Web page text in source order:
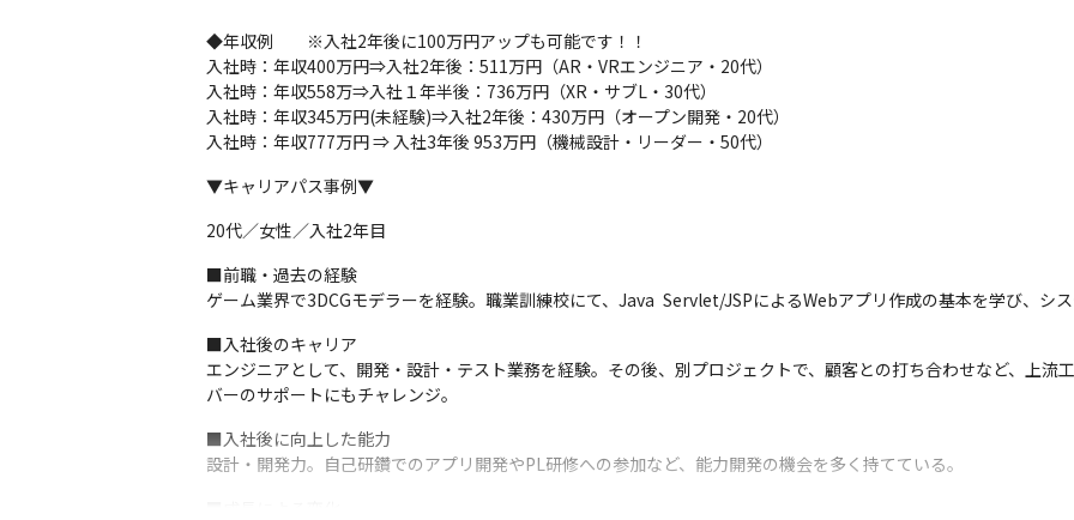
◆年収例　　※入社2年後に100万円アップも可能です！！
入社時：年収400万円⇒入社2年後：511万円（AR・VRエンジニア・20代）
入社時：年収558万⇒入社１年半後：736万円（XR・サブL・30代）
入社時：年収345万円(未経験)⇒入社2年後：430万円（オープン開発・20代）
入社時：年収777万円 ⇒ 入社3年後 953万円（機械設計・リーダー・50代）
▼キャリアパス事例▼
20代／女性／入社2年目
■前職・過去の経験
ゲーム業界で3DCGモデラーを経験。職業訓練校にて、Java Servlet/JSPによるWebアプリ作成の基本を学び、シス
■入社後のキャリア
エンジニアとして、開発・設計・テスト業務を経験。その後、別プロジェクトで、顧客との打ち合わせなど、上流
バーのサポートにもチャレンジ。
■入社後に向上した能力
設計・開発力。自己研鑽でのアプリ開発やPL研修への参加など、能力開発の機会を多く持てている。